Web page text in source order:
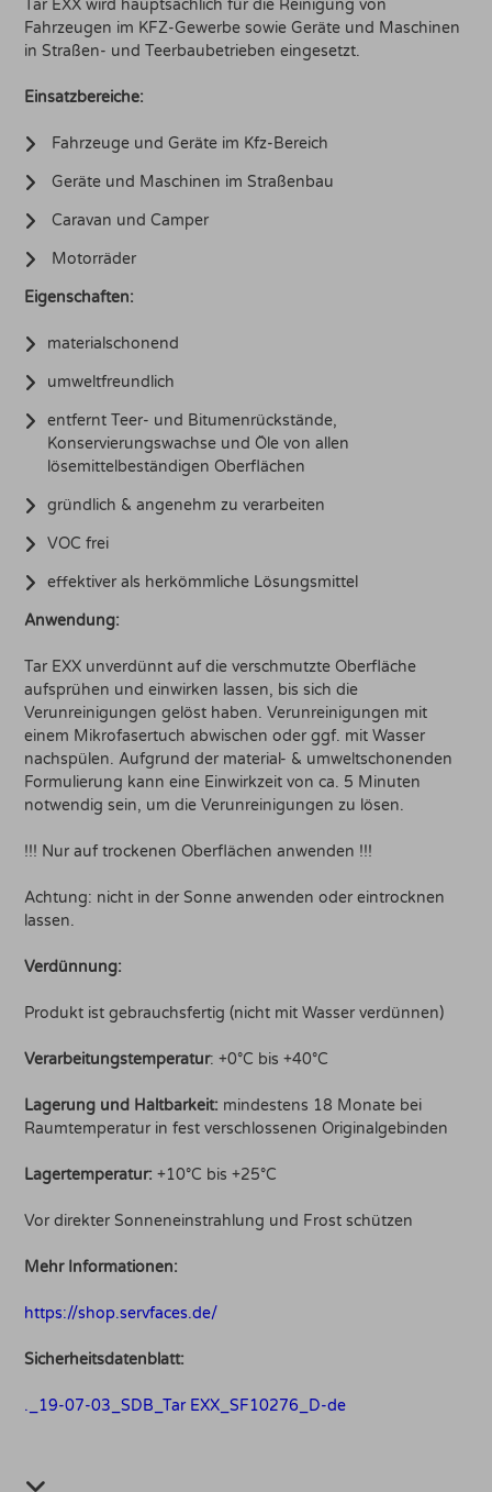
Tar EXX wird hauptsächlich für die Reinigung von
Fahrzeugen im KFZ-Gewerbe sowie Geräte und Maschinen
in Straßen- und Teerbaubetrieben eingesetzt.
Einsatzbereiche:
Fahrzeuge und Geräte im Kfz-Bereich
Geräte und Maschinen im Straßenbau
Caravan und Camper
Motorräder
Eigenschaften:
materialschonend
umweltfreundlich
entfernt Teer- und Bitumenrückstände,
Konservierungswachse und Öle von allen
lösemittelbeständigen Oberflächen
gründlich & angenehm zu verarbeiten
VOC frei
effektiver als herkömmliche Lösungsmittel
Anwendung:
Tar EXX unverdünnt auf die verschmutzte Oberfläche
aufsprühen und einwirken lassen, bis sich die
Verunreinigungen gelöst haben. Verunreinigungen mit
einem Mikrofasertuch abwischen oder ggf. mit Wasser
nachspülen. Aufgrund der material- & umweltschonenden
Formulierung kann eine Einwirkzeit von ca. 5 Minuten
notwendig sein, um die Verunreinigungen zu lösen.
!!! Nur auf trockenen Oberflächen anwenden !!!
Achtung: nicht in der Sonne anwenden oder eintrocknen
lassen.
Verdünnung:
Produkt ist gebrauchsfertig (nicht mit Wasser verdünnen)
Verarbeitungstemperatur: +0°C bis +40°C
Lagerung und Haltbarkeit: mindestens 18 Monate bei
Raumtemperatur in fest verschlossenen Originalgebinden
Lagertemperatur: +10°C bis +25°C
Vor direkter Sonneneinstrahlung und Frost schützen
Mehr Informationen:
https://shop.servfaces.de/
Sicherheitsdatenblatt:
._19-07-03_SDB_Tar EXX_SF10276_D-de